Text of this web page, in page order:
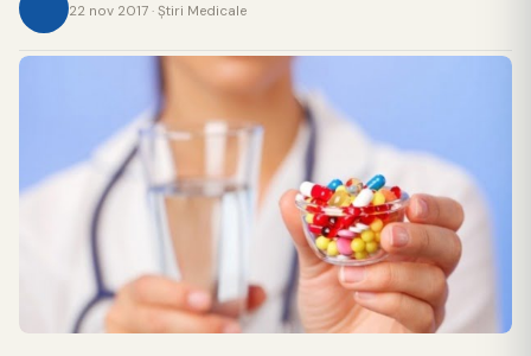
22 nov 2017 · Ştiri Medicale